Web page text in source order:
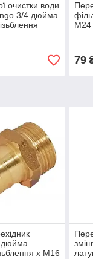
очистки води
3/4 дюйма
М24
79
дюйма
х М16